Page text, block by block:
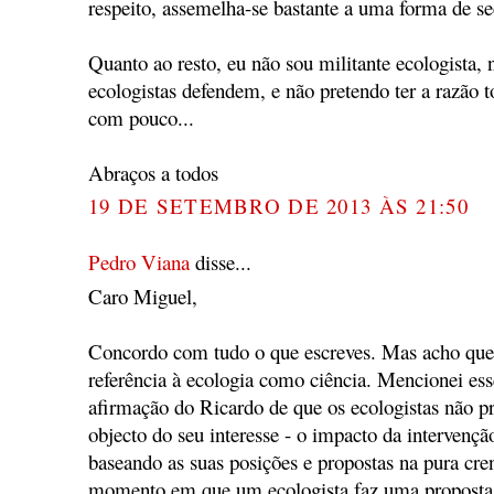
respeito, assemelha-se bastante a uma forma de
Quanto ao resto, eu não sou militante ecologista,
ecologistas defendem, e não pretendo ter a razão
com pouco...
Abraços a todos
19 DE SETEMBRO DE 2013 ÀS 21:50
Pedro Vianadisse...
Caro Miguel,
Concordo com tudo o que escreves. Mas acho
referência à ecologia como ciência. Mencionei
afirmação do Ricardo de que os ecologistas não
objecto do seu interesse - o impacto da
baseando as suas posições e propostas na pura